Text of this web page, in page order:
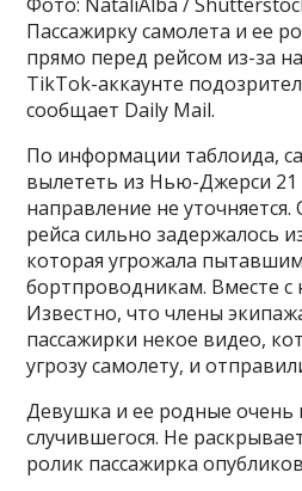
Пассажирку самолета и ее
прямо перед рейсом из-за
TikTok-аккаунте
сообщает Daily Mail.
По информации таблоида,
вылететь из Нью-Джерси 21
направление не
рейса сильно задержалось
которая угрожала
бортпроводникам. Вместе с
Известно, что члены
пассажирки некое видео,
угрозу самолету, и
Девушка и ее родные очень
случившегося. Не
ролик пассажирка